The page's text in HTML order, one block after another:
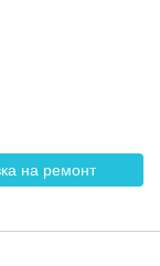
на ремонт